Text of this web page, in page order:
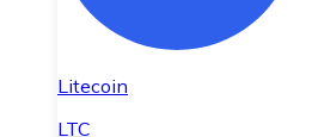
Litecoin
LTC